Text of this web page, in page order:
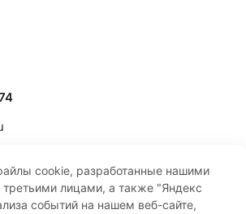
cookie, разработанные нашими
третьими лицами, а также "Яндекс
событий на нашем веб-сайте,